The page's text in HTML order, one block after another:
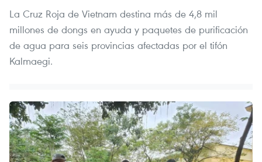
La Cruz Roja de Vietnam destina más de 4,8 mil
millones de dongs en ayuda y paquetes de purificación
de agua para seis provincias afectadas por el tifón
Kalmaegi.